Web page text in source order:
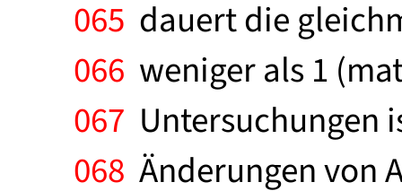
065 dauert die
066 weniger als 1
067 Untersuchungen
068 Änderungen von